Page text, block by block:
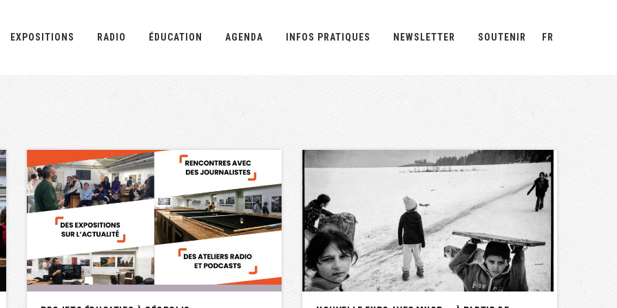
EXPOSITIONS RADIO ÉDUCATION AGENDA INFOS PRATIQUES NEWSLETTER SOUTENIR FR